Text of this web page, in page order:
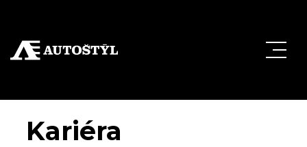
Kariéra